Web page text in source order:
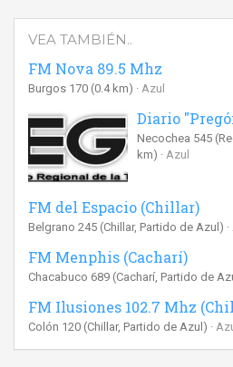
VEA TAMBIÉN..
FM Nova 89.5 Mhz
Burgos 170 (0.4 km) Azul
Diario
Necochea 545
km)
Azul
FM del Espacio (Chillar)
Belgrano 245 (Chillar, Partido de Azul)
FM Menphis (Cacharí)
Chacabuco 689 (Cacharí, Partido de
FM Ilusiones 102.7 Mhz
Colón 120 (Chillar, Partido de Azul)